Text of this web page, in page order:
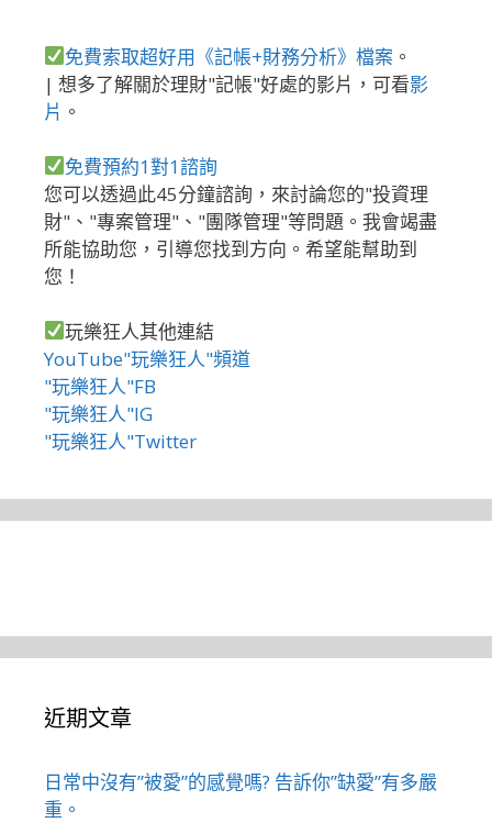
免費索取超好用《記帳+財務分析》檔案 。
| 想多了解關於理財"記帳"好處的影片，可看影
片 。
免費預約1對1諮詢
您可以透過此45分鐘諮詢，來討論您的"投資理
財"、"專案管理"、"團隊管理"等問題。我會竭盡
所能協助您，引導您找到方向。希望能幫助到
您！
玩樂狂人其他連結
YouTube"玩樂狂人"頻道
"玩樂狂人"FB
"玩樂狂人"IG
"玩樂狂人"Twitter
近期文章
日常中沒有”被愛”的感覺嗎? 告訴你”缺愛”有多嚴
重。